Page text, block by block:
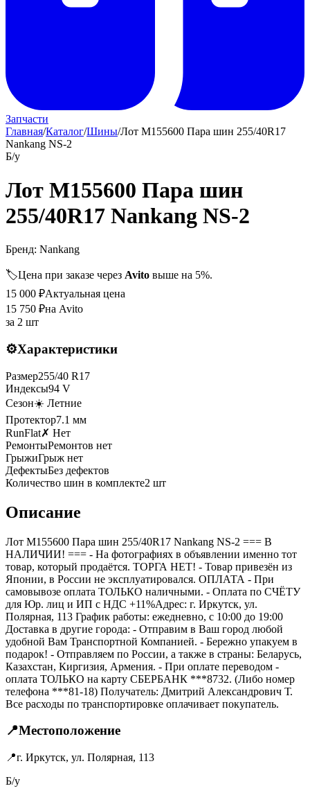
Запчасти
Главная/Каталог/Шины/Лот M155600 Пара шин 255/40R17
Nankang NS-2
Б/у
Лот M155600 Пара шин
255/40R17 Nankang NS-2
Бренд: Nankang
🏷️Цена при заказе через Avito выше на 5%.
15 000 ₽Актуальная цена
15 750 ₽на Avito
за 2 шт
⚙️Характеристики
Размер255/40 R17
Индексы94 V
Сезон☀️ Летние
Протектор7.1 мм
RunFlat✗ Нет
РемонтыРемонтов нет
ГрыжиГрыж нет
ДефектыБез дефектов
Количество шин в комплекте2 шт
Описание
Лот M155600 Пара шин 255/40R17 Nankang NS-2 === B
НАЛИЧИИ! === - На фотографиях в объявлении именно тот
товар, который продаётся. ТОРГА НЕТ! - Товар привезён из
Японии, в России не эксплуатировался. ОПЛАТА - При
самовывозе оплата ТОЛЬКО наличными. - Оплата по СЧЁТУ
для Юр. лиц и ИП с НДС +11%Адрес: г. Иркутск, ул.
Полярная, 113 График работы: ежедневно, с 10:00 до 19:00
Доставка в другие города: - Отправим в Ваш город любой
удобной Вам Транспортной Компанией. - Бережно упакуем в
подарок! - Отправляем по России, а также в страны: Беларусь,
Казахстан, Киргизия, Армения. - При оплате переводом -
оплата ТОЛЬКО на карту СБЕРБАНК ***8732. (Либо номер
телефона ***81-18) Получатель: Дмитрий Александрович Т.
Все расходы по транспортировке оплачивает покупатель.
📍Местоположение
📍г. Иркутск, ул. Полярная, 113
Б/у